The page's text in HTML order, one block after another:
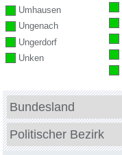
Umhausen
Ungenach
Ungerdorf
Unken
Bundesland
Politischer
Bezirk